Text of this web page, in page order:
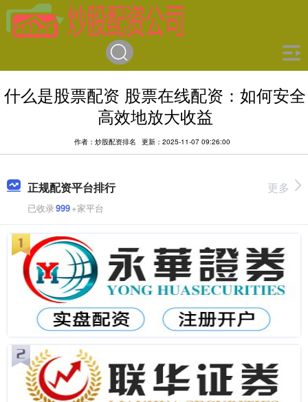
什么是股票配资 股票在线配资：如何安全
高效地放大收益
作者：炒股配资排名 更新：2025-11-07 09:26:00
正规配资平台排行
已收录999+家平台
更多